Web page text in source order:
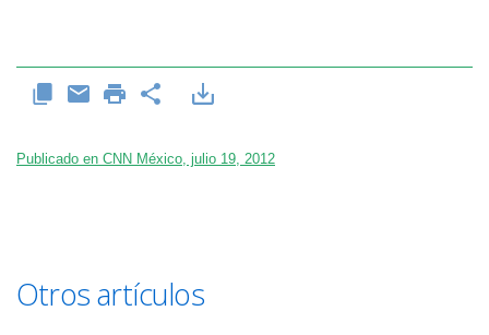
Publicado en CNN México, julio 19, 2012
Otros artículos